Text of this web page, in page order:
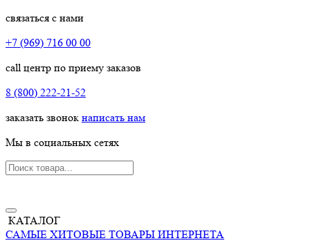
связаться с нами
+7 (969) 716 00 00
call центр по приему заказов
8 (800) 222-21-52
заказать звонок написать нам
Мы в социальных сетях
КАТАЛОГ
САМЫЕ ХИТОВЫЕ ТОВАРЫ ИНТЕРНЕТА